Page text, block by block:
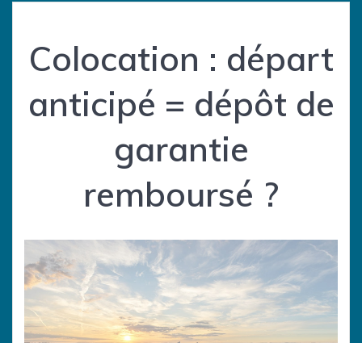
Colocation : départ
anticipé = dépôt de
garantie
remboursé ?